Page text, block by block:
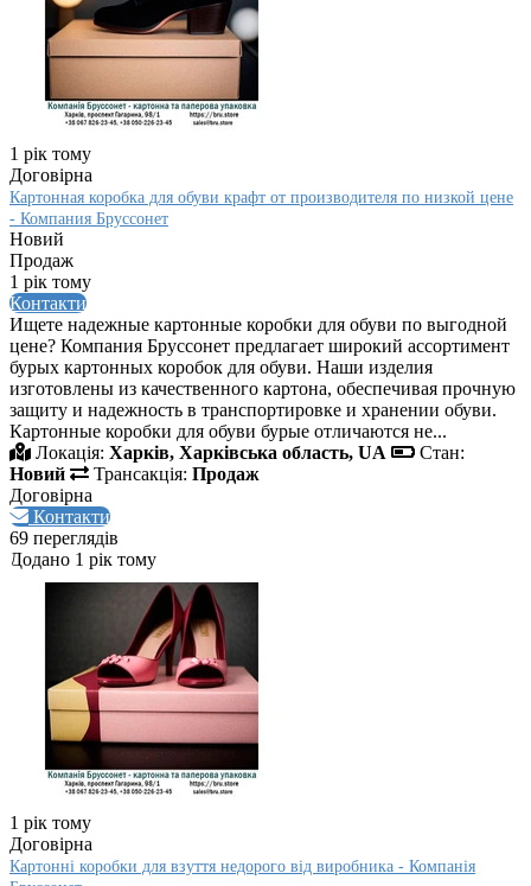
1 рік тому
Договірна
Картонная коробка для обуви крафт от производителя по низкой цене
- Компания Бруссонет
Новий
Продаж
1 рік тому
Контакти
Ищете надежные картонные коробки для обуви по выгодной
цене? Компания Бруссонет предлагает широкий ассортимент
бурых картонных коробок для обуви. Наши изделия
изготовлены из качественного картона, обеспечивая прочную
защиту и надежность в транспортировке и хранении обуви.
Картонные коробки для обуви бурые отличаются не...
Локація: Харків, Харківська область, UA
Стан:
Новий
Трансакція: Продаж
Договірна
Контакти
69 переглядів
Додано 1 рік тому
1 рік тому
Договірна
Картонні коробки для взуття недорого від виробника - Компанія